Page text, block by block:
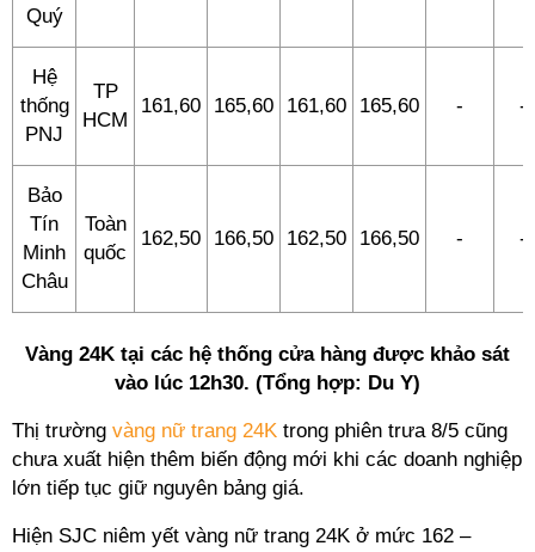
Quý
Hệ
thống
PNJ
TP
HCM
161,60 165,60 161,60 165,60 - -
Bảo
Tín
Minh
Châu
Toàn
quốc
162,50 166,50 162,50 166,50 - -
Vàng 24K tại các hệ thống cửa hàng được khảo sát
vào lúc 12h30. (Tổng hợp: Du Y)
Thị trường vàng nữ trang 24K trong phiên trưa 8/5 cũng
chưa xuất hiện thêm biến động mới khi các doanh nghiệp
lớn tiếp tục giữ nguyên bảng giá.
Hiện SJC niêm yết vàng nữ trang 24K ở mức 162 –